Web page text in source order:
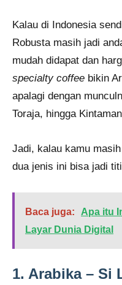
Kalau di Indonesia
Robusta masih jadi
mudah didapat dan
specialty coffee bikin
apalagi dengan
Toraja, hingga
Jadi, kalau kamu
dua jenis ini bisa jadi
Baca juga:
Apa itu
Layar Dunia Digital
1. Arabika – Si